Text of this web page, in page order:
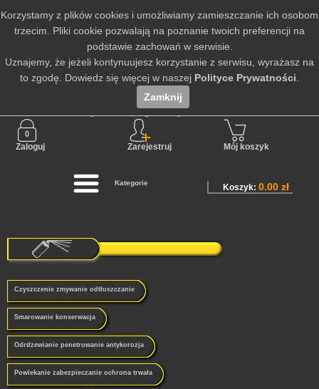
Nie jesteś zalogowany
Zaloguj Zarejestruj Mój koszyk
Kategorie
Czyszczenie zmywanie odtłuszczanie
Smarowanie konserwacja
Odrdzewianie penetrowanie antykorozja
Powlekanie zabezpieczanie ochrona trwała
Koszyk:0.00 zł
Korzystamy z plików cookies i umożliwiamy zamieszczanie ich osobom
trzecim. Pliki cookie pozwalają na poznanie twoich preferencji na
podstawie zachowań w serwisie.
Uznajemy, że jeżeli kontynuujesz korzystanie z serwisu, wyrażasz na
to zgodę. Dowiedz się więcej w naszej Polityce Prywatności
Zamknij